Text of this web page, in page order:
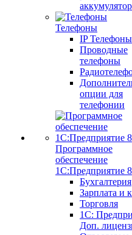
Телефоны
IP Телефоны
Проводные
телефоны
опции для
телефонии
Программное
обеспечение
1С:Предприятие 8
Бухгалтерия
Зарплата и
Торговля
1C:
Доп.